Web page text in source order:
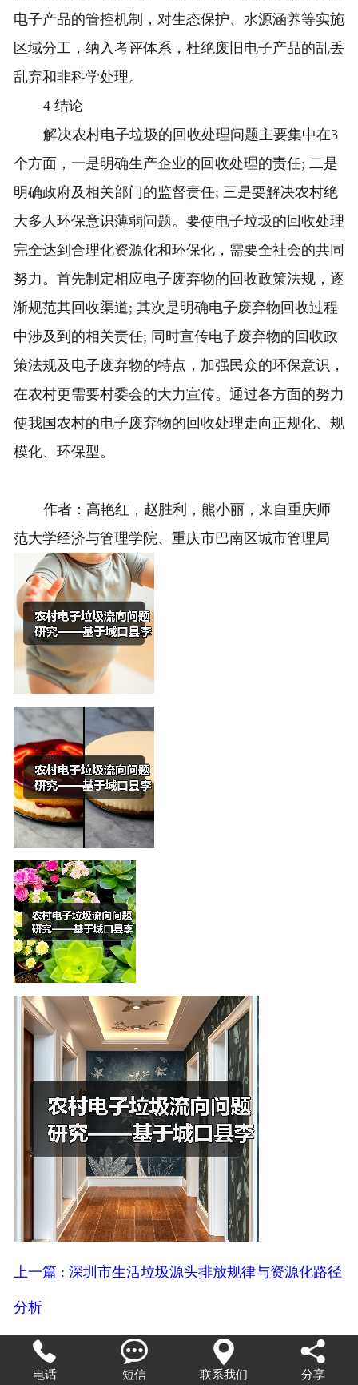
电子产品的管控机制，对生态保护、水源涵养等实施
区域分工，纳入考评体系，杜绝废旧电子产品的乱丢
乱弃和非科学处理。
4 结论
解决农村电子垃圾的回收处理问题主要集中在3
个方面，一是明确生产企业的回收处理的责任; 二是
明确政府及相关部门的监督责任; 三是要解决农村绝
大多人环保意识薄弱问题。要使电子垃圾的回收处理
完全达到合理化资源化和环保化，需要全社会的共同
努力。首先制定相应电子废弃物的回收政策法规，逐
渐规范其回收渠道; 其次是明确电子废弃物回收过程
中涉及到的相关责任; 同时宣传电子废弃物的回收政
策法规及电子废弃物的特点，加强民众的环保意识，
在农村更需要村委会的大力宣传。通过各方面的努力
使我国农村的电子废弃物的回收处理走向正规化、规
模化、环保型。
作者：高艳红，赵胜利，熊小丽，来自重庆师
范大学经济与管理学院、重庆市巴南区城市管理局
上一篇 : 深圳市生活垃圾源头排放规律与资源化路径
分析
下一篇 : 废烟气脱硝催化剂综合利用的现状和预测展
望探讨

电话

短信

联系我们

分享